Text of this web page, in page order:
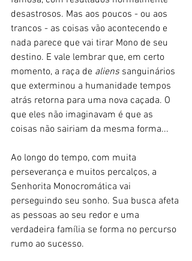
desastrosos. Mas aos poucos - ou aos
trancos - as coisas vão acontecendo e
nada parece que vai tirar Mono de seu
destino. E vale lembrar que, em certo
momento, a raça de aliens sanguinários
que exterminou a humanidade tempos
atrás retorna para uma nova caçada. O
que eles não imaginavam é que as
coisas não sairiam da mesma forma...
Ao longo do tempo, com muita
perseverança e muitos percalços, a
Senhorita Monocromática vai
perseguindo seu sonho. Sua busca afeta
as pessoas ao seu redor e uma
verdadeira família se forma no percurso
rumo ao sucesso.